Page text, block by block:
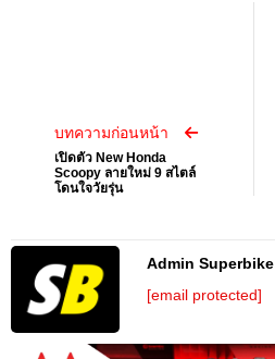
บทความก่อนหน้า
เปิดตัว New Honda
Scoopy ลายใหม่ 9 สไตล์
โดนใจวัยรุ่น
Admin Superbike
[email protected]